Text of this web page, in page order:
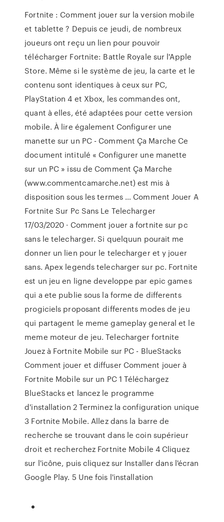
Fortnite : Comment jouer sur la version mobile
et tablette ? Depuis ce jeudi, de nombreux
joueurs ont reçu un lien pour pouvoir
télécharger Fortnite: Battle Royale sur l'Apple
Store. Même si le système de jeu, la carte et le
contenu sont identiques à ceux sur PC,
PlayStation 4 et Xbox, les commandes ont,
quant à elles, été adaptées pour cette version
mobile. À lire également Configurer une
manette sur un PC - Comment Ça Marche Ce
document intitulé « Configurer une manette
sur un PC » issu de Comment Ça Marche
(www.commentcamarche.net) est mis à
disposition sous les termes … Comment Jouer A
Fortnite Sur Pc Sans Le Telecharger
17/03/2020 · Comment jouer a fortnite sur pc
sans le telecharger. Si quelquun pourait me
donner un lien pour le telecharger et y jouer
sans. Apex legends telecharger sur pc. Fortnite
est un jeu en ligne developpe par epic games
qui a ete publie sous la forme de differents
progiciels proposant differents modes de jeu
qui partagent le meme gameplay general et le
meme moteur de jeu. Telecharger fortnite
Jouez à Fortnite Mobile sur PC - BlueStacks
Comment jouer et diffuser Comment jouer à
Fortnite Mobile sur un PC 1 Téléchargez
BlueStacks et lancez le programme
d'installation 2 Terminez la configuration unique
3 Fortnite Mobile. Allez dans la barre de
recherche se trouvant dans le coin supérieur
droit et recherchez Fortnite Mobile 4 Cliquez
sur l'icône, puis cliquez sur Installer dans l'écran
Google Play. 5 Une fois l'installation